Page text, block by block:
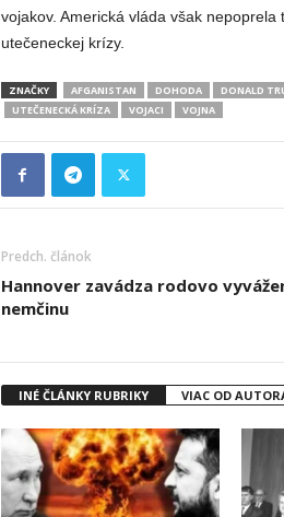
vojakov. Americká vláda však
utečeneckej krízy.
ZNAČKY AFGANISTAN DOHODA DONALD
UTEČENECKÁ KRÍZA
VOJACI VOJNA
Predch. článok
Hannover zavádza rodovo
nemčinu
INÉ ČLÁNKY RUBRIKY VIAC OD